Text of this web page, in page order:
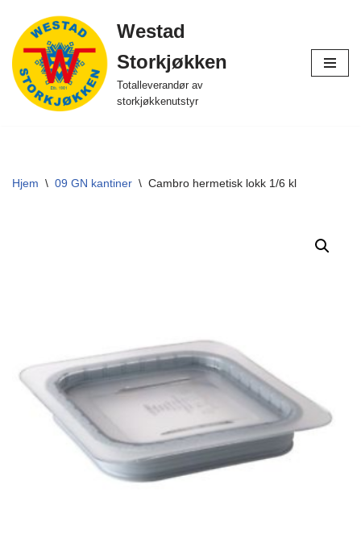
Hopp
til
innholdet
Westad
Storkjøkken
Totalleverandør av
storkjøkkenutstyr
Hjem \ 09 GN kantiner \ Cambro hermetisk lokk 1/6 kl